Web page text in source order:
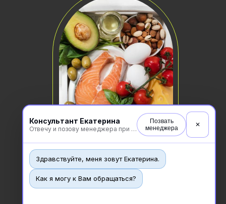
Консультант Екатерина
Отвечу и позову менеджера при необходимости
Позвать
менеджера
✕
Здравствуйте, меня зовут Екатерина.
Как я могу к Вам обращаться?